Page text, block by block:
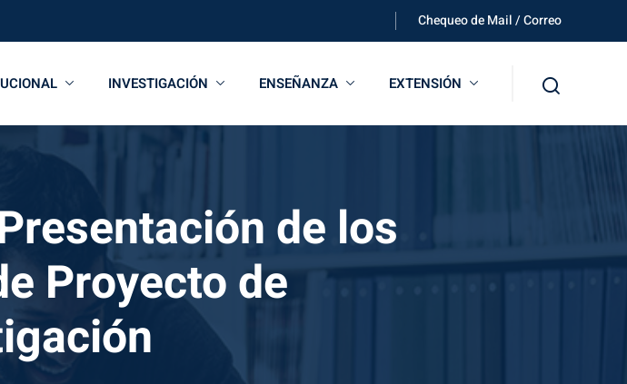
Chequeo de Mail / Correo
INVESTIGACIÓN ENSEÑANZA EXTENSIÓN
de los
Proyecto de